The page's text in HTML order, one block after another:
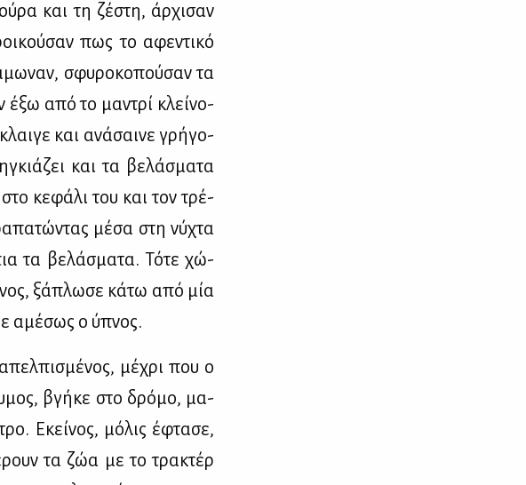
και τη ζέ­στη, άρ­χι­σαν
πως το αφε­ντι­κό
σφυ­ρο­κο­πού­σαν τα
έξω από το μα­ντρί κλεί­νο­
και ανά­σαι­νε γρή­γο­
και τα βε­λά­σμα­τα
κε­φά­λι του και τον τρέ­
μέ­σα στη νύ­χτα
τα βε­λά­σμα­τα. Τό­τε χώ­
ξά­πλω­σε κά­τω από μία
αμέ­σως ο ύπνος.
μέ­χρι που ο
βγή­κε στο δρό­μο, μα­
Εκεί­νος, μό­λις έφτα­σε,
τα ζώα με το τρα­κτέρ